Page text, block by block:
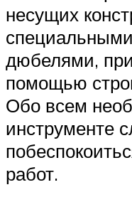
несущих
дюбелями,
помощью
Обо всем
инструменте
работ.